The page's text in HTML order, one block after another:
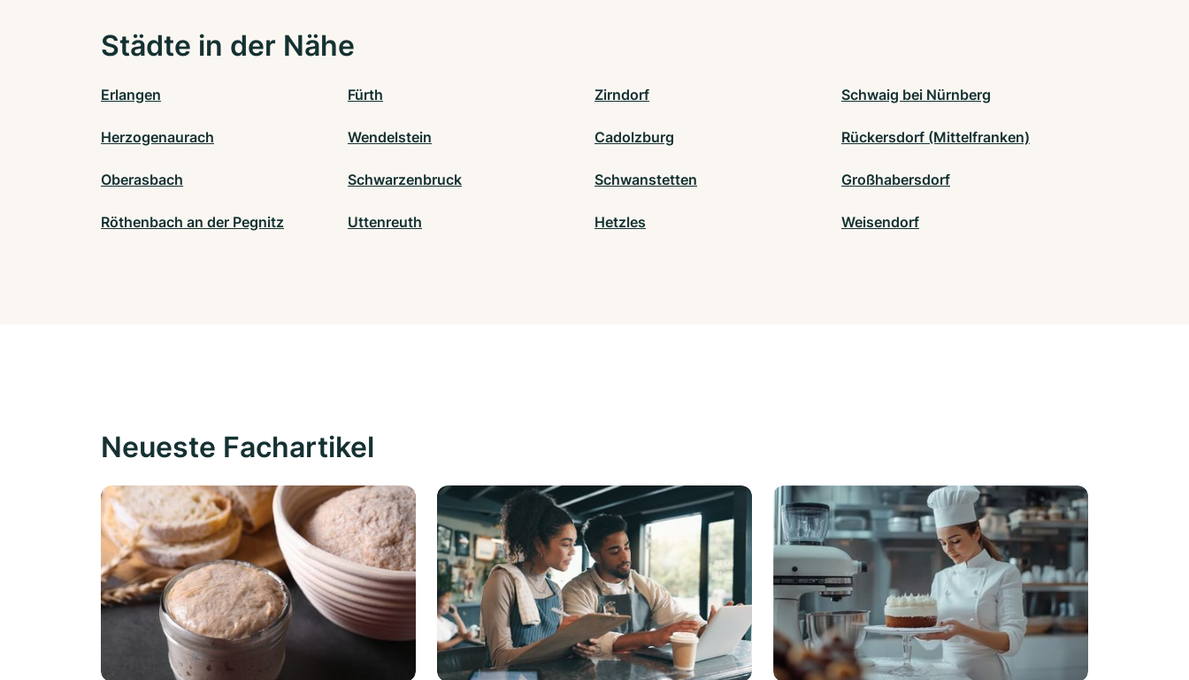
Städte in der Nähe
Erlangen Fürth Zirndorf Schwaig bei Nürnberg
Herzogenaurach Wendelstein Cadolzburg Rückersdorf (Mittelfranken)
Oberasbach Schwarzenbruck Schwanstetten Großhabersdorf
Röthenbach an der Pegnitz Uttenreuth Hetzles Weisendorf
Neueste Fachartikel